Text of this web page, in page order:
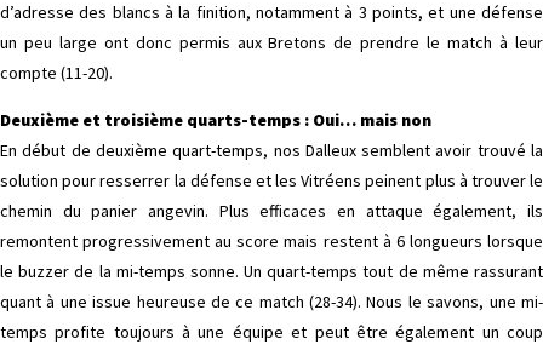
d’adresse des blancs à la finition, notamment à 3 points, et une défense
un peu large ont donc permis aux Bretons de prendre le match à leur
compte (11-20).
Deuxième et troisième quarts-temps : Oui… mais non
En début de deuxième quart-temps, nos Dalleux semblent avoir trouvé la
solution pour resserrer la défense et les Vitréens peinent plus à trouver le
chemin du panier angevin. Plus efficaces en attaque également, ils
remontent progressivement au score mais restent à 6 longueurs lorsque
le buzzer de la mi-temps sonne. Un quart-temps tout de même rassurant
quant à une issue heureuse de ce match (28-34). Nous le savons, une mi-
temps profite toujours à une équipe et peut être également un coup